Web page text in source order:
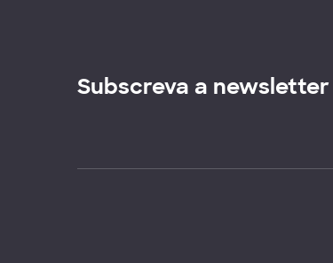
Subscreva a newsletter